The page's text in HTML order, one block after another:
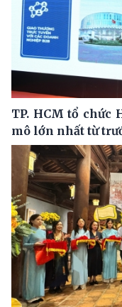
TP. HCM tổ chức
mô lớn nhất từ